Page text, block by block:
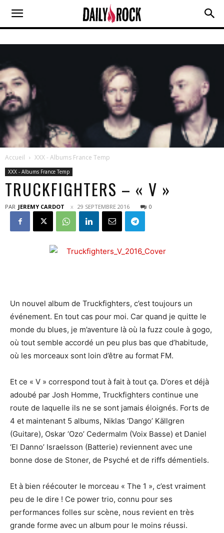
Accueil XXX - Albums France Temp
XXX - Albums France Temp
TRUCKFIGHTERS – « V »
PAR JEREMY CARDOT 29 SEPTEMBRE 2016 0
Un nouvel album de Truckfighters, c’est toujours un
événement. En tout cas pour moi. Car quand je quitte le
monde du blues, je m’aventure là où la fuzz coule à gogo,
où tout semble accordé un peu plus bas que d’habitude,
où les morceaux sont loin d’être au format FM.
Et ce « V » correspond tout à fait à tout ça. D’ores et déjà
adoubé par Josh Homme, Truckfighters continue une
route de laquelle ils ne se sont jamais éloignés. Forts de
4 et maintenant 5 albums, Niklas ‘Dango’ Källgren
(Guitare), Oskar ‘Ozo’ Cedermalm (Voix Basse) et Daniel
‘El Danno’ Israelsson (Batterie) reviennent avec une
bonne dose de Stoner, de Psyché et de riffs démentiels.
Et à bien réécouter le morceau « The 1 », c’est vraiment
peu de le dire ! Ce power trio, connu pour ses
performances folles sur scène, nous revient en très
grande forme avec un album pour le moins réussi.